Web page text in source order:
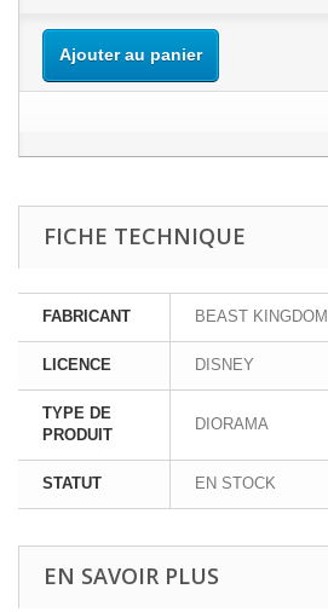
Ajouter au panier
FICHE TECHNIQUE
FABRICANT BEAST KINGDOM
LICENCE DISNEY
TYPE DE
PRODUIT
DIORAMA
STATUT EN STOCK
EN SAVOIR PLUS